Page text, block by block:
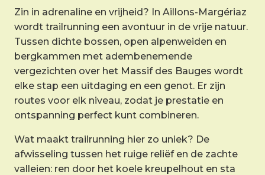
Zin in adrenaline en vrijheid? In Aillons-Margériaz
wordt trailrunning een avontuur in de vrije natuur.
Tussen dichte bossen, open alpenweiden en
bergkammen met adembenemende
vergezichten over het Massif des Bauges wordt
elke stap een uitdaging en een genot. Er zijn
routes voor elk niveau, zodat je prestatie en
ontspanning perfect kunt combineren.
Wat maakt trailrunning hier zo uniek? De
afwisseling tussen het ruige reliëf en de zachte
valleien: ren door het koele kreupelhout en sta